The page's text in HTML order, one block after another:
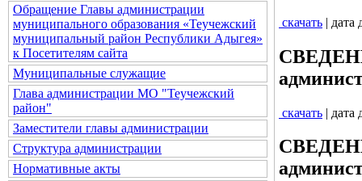
Обращение Главы администрации
муниципального образования «Теучежский
муниципальный район Республики Адыгея»
к Посетителям сайта
Муниципальные служащие
Глава администрации МО "Теучежский
район"
Заместители главы администрации
Структура администрации
Нормативные акты
скачать | дата
скачать | дата